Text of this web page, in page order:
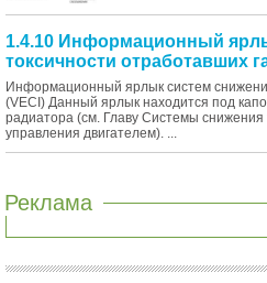
1.4.10 Информационный
токсичности отработавших
Информационный ярлык систем
(VECI) Данный ярлык находится под
радиатора (см. Главу Системы снижения
управления двигателем). ...
Реклама